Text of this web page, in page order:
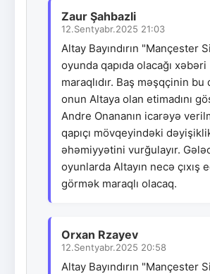
Zaur Şahbazli
12.Sentyabr.2025 21:03
Altay Bayındırın "Mançester
oyunda qapıda olacağı xəbəri
maraqlıdır. Baş məşqçinin bu
onun Altaya olan etimadını
Andre Onananın icarəyə
qapıçı mövqeyindəki
əhəmiyyətini vurğulayır.
oyunlarda Altayın necə çıxış
görmək maraqlı olacaq.
Orxan Rzayev
12.Sentyabr.2025 20:58
Altay Bayındırın "Mançester